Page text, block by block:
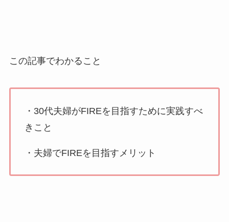
この記事でわかること
・30代夫婦がFIREを目指すために実践すべ
きこと
・夫婦でFIREを目指すメリット